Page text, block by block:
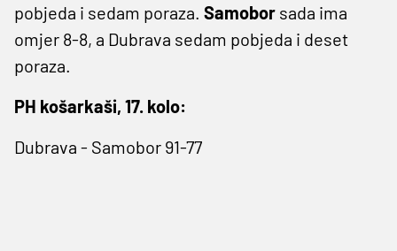
pobjeda i sedam poraza. Samobor sada ima
omjer 8-8, a Dubrava sedam pobjeda i deset
poraza.
PH košarkaši, 17. kolo:
Dubrava - Samobor 91-77